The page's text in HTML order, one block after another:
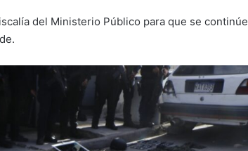
del Ministerio Público para que se continúe